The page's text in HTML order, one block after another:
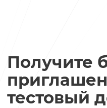
Получите
тестовый